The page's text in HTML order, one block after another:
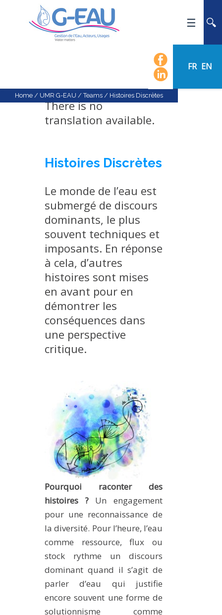
FR EN
NEWS
CALENDAR OF EVENTS
RECRUITMENT
RESEARCH
EXPERIMENTAL PLATFORMS
GEOGRAPHIC LOCATIONS
CURRENT PROJECTS
COMPLETED PROJECTS
REGULAR SEMINARS
TRAINING COURSES
DOCTORAL TRAINING
THESES IN PROGRESS
PRODUCTION
METHODS AND TOOLS
PUBLICATIONS SUR HAL
THEMATIC NOTES
FOR THE PUBLIC
Home / UMR G-EAU /Teams / Histoires Discrètes
There is no
translation available.
Histoires Discrètes
Le monde de l’eau est
submergé de discours
dominants, le plus
souvent techniques et
imposants. En réponse
à cela, d’autres
histoires sont mises
en avant pour en
démontrer les
conséquences dans
une perspective
critique.
Pourquoi raconter des
histoires ? Un engagement
pour une reconnaissance de
la diversité. Pour l’heure, l’eau
comme ressource, flux ou
stock rythme un discours
dominant quand il s’agit de
parler d’eau qui justifie
encore souvent une forme de
solutionnisme comme